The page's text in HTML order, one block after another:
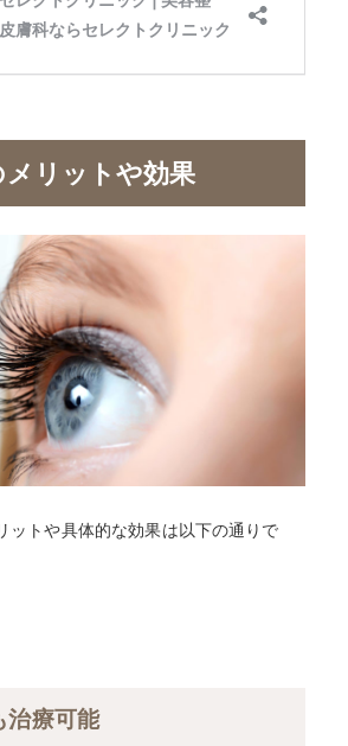
リットや効果
ットや具体的な効果は以下の通りで
治療可能